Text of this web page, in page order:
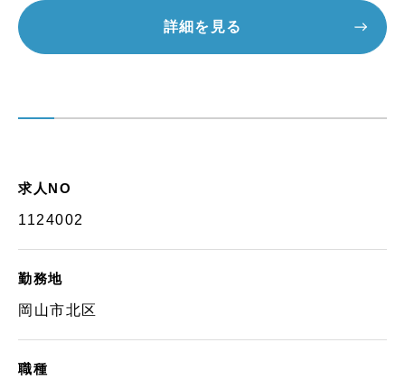
詳細を見る
求人NO
1124002
勤務地
岡山市北区
職種